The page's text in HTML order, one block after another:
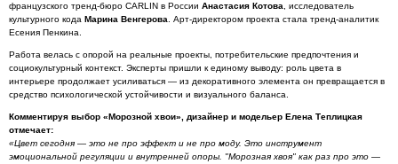
французского тренд-бюро CARLIN в России Анастасия Котова , исследователь
культурного кода Марина Венгерова . Арт-директором проекта стала тренд-аналитик
Есения Пенкина.
Работа велась с опорой на реальные проекты, потребительские предпочтения и
социокультурный контекст. Эксперты пришли к единому выводу: роль цвета в
интерьере продолжает усиливаться — из декоративного элемента он превращается в
средство психологической устойчивости и визуального баланса.
Комментируя выбор «Морозной хвои», дизайнер и модельер Елена Теплицкая
отмечает:
«Цвет сегодня — это не про эффект и не про моду. Это инструмент
эмоциональной регуляции и внутренней опоры. "Морозная хвоя" как раз про это —